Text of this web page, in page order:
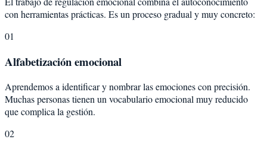
con herramientas prácticas. Es un proceso gradual y muy concreto:
01
Alfabetización emocional
Aprendemos a identificar y nombrar las emociones con precisión.
Muchas personas tienen un vocabulario emocional muy reducido
que complica la gestión.
02